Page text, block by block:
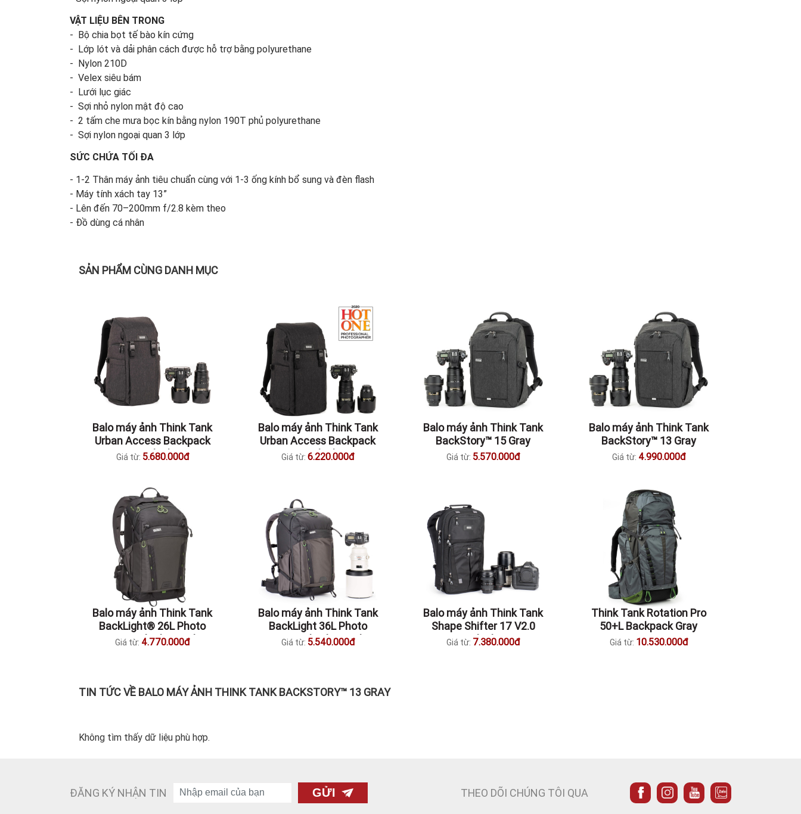
VẬT LIỆU BÊN TRONG
- Bộ chia bọt tế bào kín cứng
- Lớp lót và dải phân cách được hỗ trợ bằng polyurethane
- Nylon 210D
- Velex siêu bám
- Lưới lục giác
- Sợi nhỏ nylon mật độ cao
- 2 tấm che mưa bọc kín bằng nylon 190T phủ polyurethane
- Sợi nylon ngoại quan 3 lớp
SỨC CHỨA TỐI ĐA
- 1-2 Thân máy ảnh tiêu chuẩn cùng với 1-3 ống kính bổ sung và đèn flash
- Máy tính xách tay 13”
- Lên đến 70–200mm f/2.8 kèm theo
- Đồ dùng cá nhân
SẢN PHẨM CÙNG DANH MỤC
Balo máy ảnh Think Tank
Urban Access Backpack
13 Black
Giá từ: 5.680.000đ
Balo máy ảnh Think Tank
Urban Access Backpack
15 Black
Giá từ:6.220.000đ
Balo máy ảnh Think Tank
BackStory™ 15 Gray
Giá từ: 5.570.000đ
Balo máy ảnh Think Tank
BackStory™ 13 Gray
Giá từ: 4.990.000đ
Balo máy ảnh Think Tank
BackLight® 26L Photo
Daypack Charcoal
Giá từ: 4.770.000đ
Balo máy ảnh Think Tank
BackLight 36L Photo
Daypack, Charcoal
Giá từ: 5.540.000đ
Balo máy ảnh Think Tank
Shape Shifter 17 V2.0
Black
Giá từ: 7.380.000đ
Think Tank Rotation Pro
50+L Backpack Gray
Giá từ: 10.530.000đ
TIN TỨC VỀ BALO MÁY ẢNH THINK TANK BACKSTORY™ 13 GRAY
Không tìm thấy dữ liệu phù hợp.
ĐĂNG KÝ NHẬN TIN GỬI THEO DÕI CHÚNG TÔI QUA